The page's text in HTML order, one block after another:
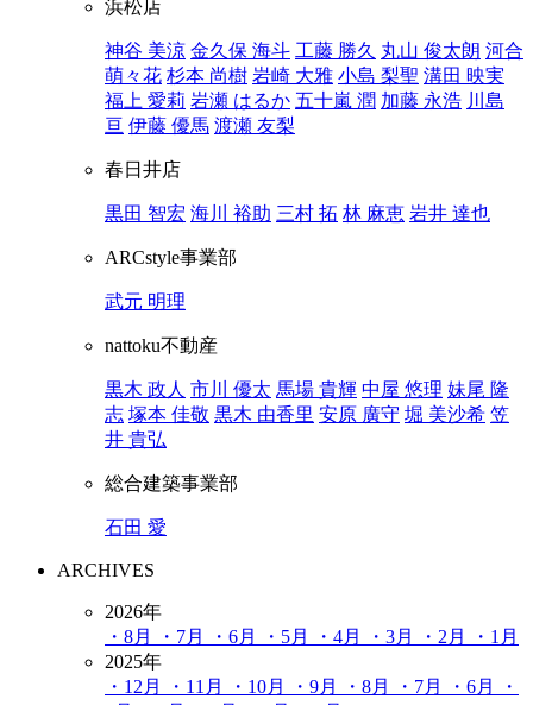
浜松店
神谷 美涼 金久保 海斗 工藤 勝久 丸山 俊太朗 河合
萌々花 杉本 尚樹 岩崎 大雅 小島 梨聖 溝田 映実
福上 愛莉 岩瀬 はるか 五十嵐 潤 加藤 永浩 川島
亘 伊藤 優馬 渡瀬 友梨
春日井店
黒田 智宏 海川 裕助 三村 拓 林 麻恵 岩井 達也
ARCstyle事業部
武元 明理
nattoku不動産
黒木 政人 市川 優太 馬場 貴輝 中屋 悠理 妹尾 隆
志 塚本 佳敬 黒木 由香里 安原 廣守 堀 美沙希 笠
井 貴弘
総合建築事業部
石田 愛
ARCHIVES
2026年
・8月
・7月 ・6月 ・5月 ・4月 ・3月 ・2月
・1月
2025年
・12月
・11月 ・10月 ・9月 ・8月 ・7月 ・6月
・